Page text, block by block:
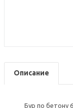
Описание
Бур по бетону